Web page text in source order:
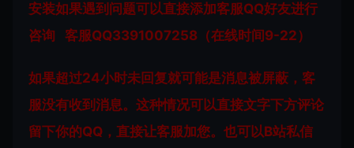
安装如果遇到问题可以直接添加客服QQ好友进行
咨询 客服QQ3391007258（在线时间9-22）
如果超过24小时未回复就可能是消息被屏蔽，客
服没有收到消息。这种情况可以直接文字下方评论
留下你的QQ，直接让客服加您。也可以B站私信